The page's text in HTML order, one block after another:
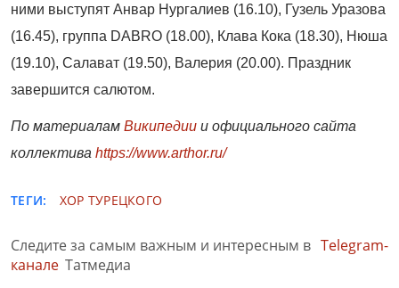
ними выступят Анвар Нургалиев (16.10), Гузель Уразова
(16.45), группа DABRO (18.00), Клава Кока (18.30), Нюша
(19.10), Салават (19.50), Валерия (20.00). Праздник
завершится салютом.
По материалам Википедии и официального сайта
коллектива https://www.arthor.ru/
ТЕГИ: ХОР ТУРЕЦКОГО
Следите за самым важным и интересным в Telegram-
канале Татмедиа